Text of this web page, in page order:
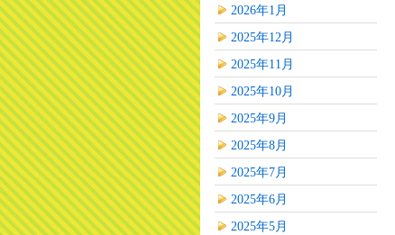
2026年1月
2025年12月
2025年11月
2025年10月
2025年9月
2025年8月
2025年7月
2025年6月
2025年5月